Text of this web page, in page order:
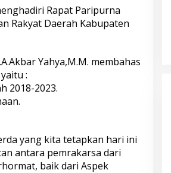
Rapat Paripurna
Rakyat Daerah Kabupaten
Yahya,M.M. membahas
:
2018-2023.
yang kita tetapkan hari ini
antara pemrakarsa dari
baik dari Aspek